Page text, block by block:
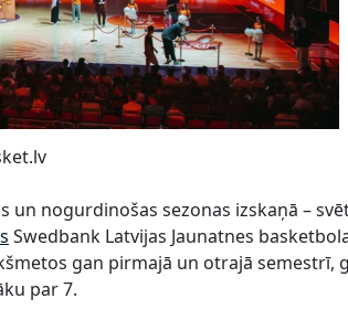
nogurdinošas sezonas izskaņā –
Swedbank Latvijas Jaunatnes
gan pirmajā un otrajā semestrī,
par 7.